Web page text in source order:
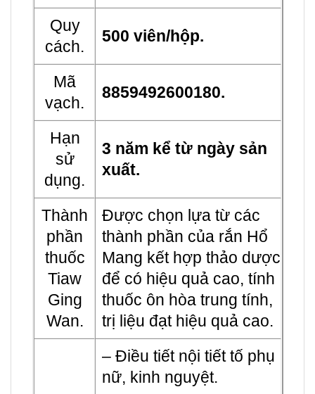
Quy
cách.
500 viên/hộp.
Mã
vạch.
8859492600180.
Hạn
sử
dụng.
3 năm kể từ ngày sản
xuất.
Thành
phần
thuốc
Tiaw
Ging
Wan.
Được chọn lựa từ các
thành phần của rắn Hổ
Mang kết hợp thảo dược
để có hiệu quả cao, tính
thuốc ôn hòa trung tính,
trị liệu đạt hiệu quả cao.
– Điều tiết nội tiết tố phụ
nữ, kinh nguyệt.